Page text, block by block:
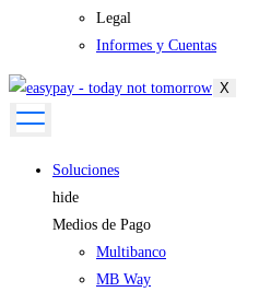
Legal
Informes y Cuentas
X
Soluciones
hide
Medios de Pago
Multibanco
MB Way